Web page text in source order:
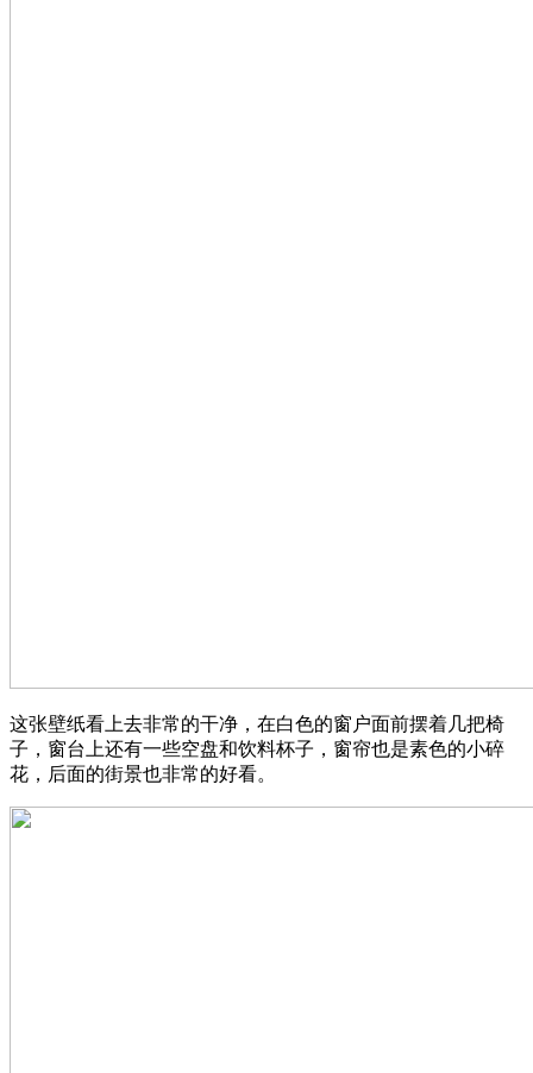
这张壁纸看上去非常的干净，在白色的窗户面前摆着几把椅
子，窗台上还有一些空盘和饮料杯子，窗帘也是素色的小碎
花，后面的街景也非常的好看。